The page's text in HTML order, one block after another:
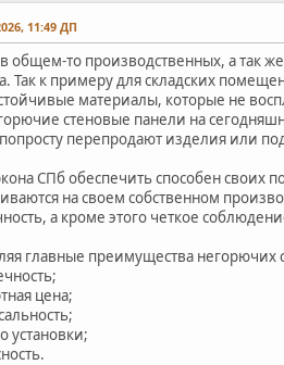
11:49 ДП
общем-то производственных, а так
Так к примеру для складских
материалы, которые не
стеновые панели на
перепродают изделия или
СПб обеспечить способен своих
на своем собственном
а кроме этого четкое
главные преимущества негорючих
цена;
установки;